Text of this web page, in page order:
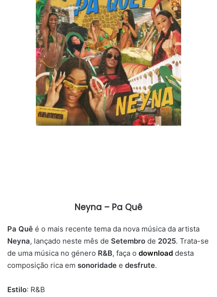
Neyna – Pa Quê
Pa Quê é o mais recente tema da nova música da artista
Neyna, lançado neste mês de Setembro de 2025. Trata-se
de uma música no género R&B, faça o download desta
composição rica em sonoridade e desfrute.
Estilo: R&B